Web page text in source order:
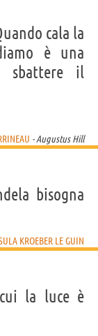
cala la
è una
sbattere il
- Augustus Hill
bisogna
KROEBER LE GUIN
la luce è